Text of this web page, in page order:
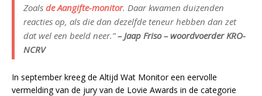
Zoals de Aangifte-monitor. Daar kwamen duizenden
reacties op, als die dan dezelfde teneur hebben dan zet
dat wel een beeld neer.”– Jaap Friso – woordvoerder KRO-
NCRV
In september kreeg de Altijd Wat Monitor een eervolle
vermelding van de jury van de Lovie Awards in de categorie